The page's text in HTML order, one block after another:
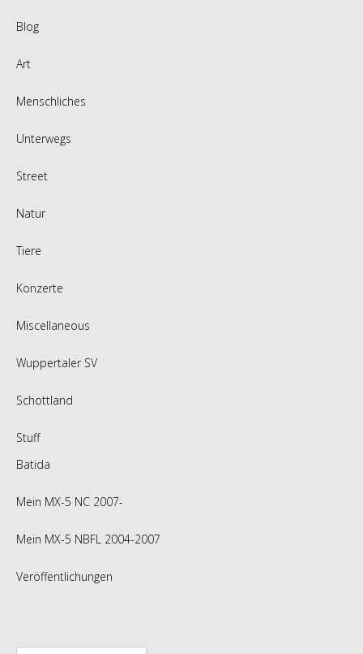
Blog
Art
Menschliches
Unterwegs
Street
Natur
Tiere
Konzerte
Miscellaneous
Wuppertaler SV
Schottland
Stuff
Batida
Mein MX-5 NC 2007-
Mein MX-5 NBFL 2004-2007
Veröffentlichungen